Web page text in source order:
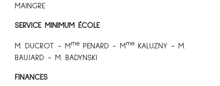
MAINGRE
SERVICE MINIMUM ÉCOLE
M. DUCROT - M me PENARD - M me
KALUZNY - M.
BAUJARD - M. BADYNSKI
FINANCES